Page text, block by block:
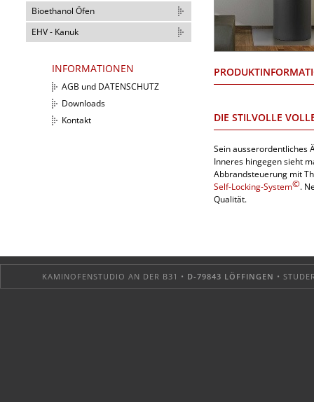
Bioethanol Öfen
EHV - Kanuk
DIE STILVOLLE
Sein ausserordentliches
Inneres hingegen sieht
Abbrandsteuerung mit
Self-Locking-System©.
Qualität.
INFORMATIONEN
AGB und DATENSCHUTZ
Downloads
Kontakt
KAMINOFENSTUDIO AN DER B31 • D-79843 LÖFFINGEN •